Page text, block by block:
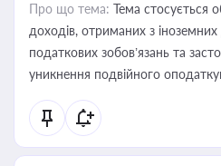
Про що тема: Тема стосується
доходів, отриманих з
податкових зобов’язань та
уникнення подвійного